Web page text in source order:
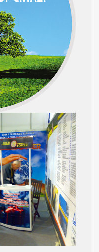
TİCARET A.Ş.
yakıt tasarruf cihazı
Devamı >>
A.Ş.Fatsa/Ordu
üretim ve tüketim
kendisini 7-8 ay gibi kısa
edilmiştir....